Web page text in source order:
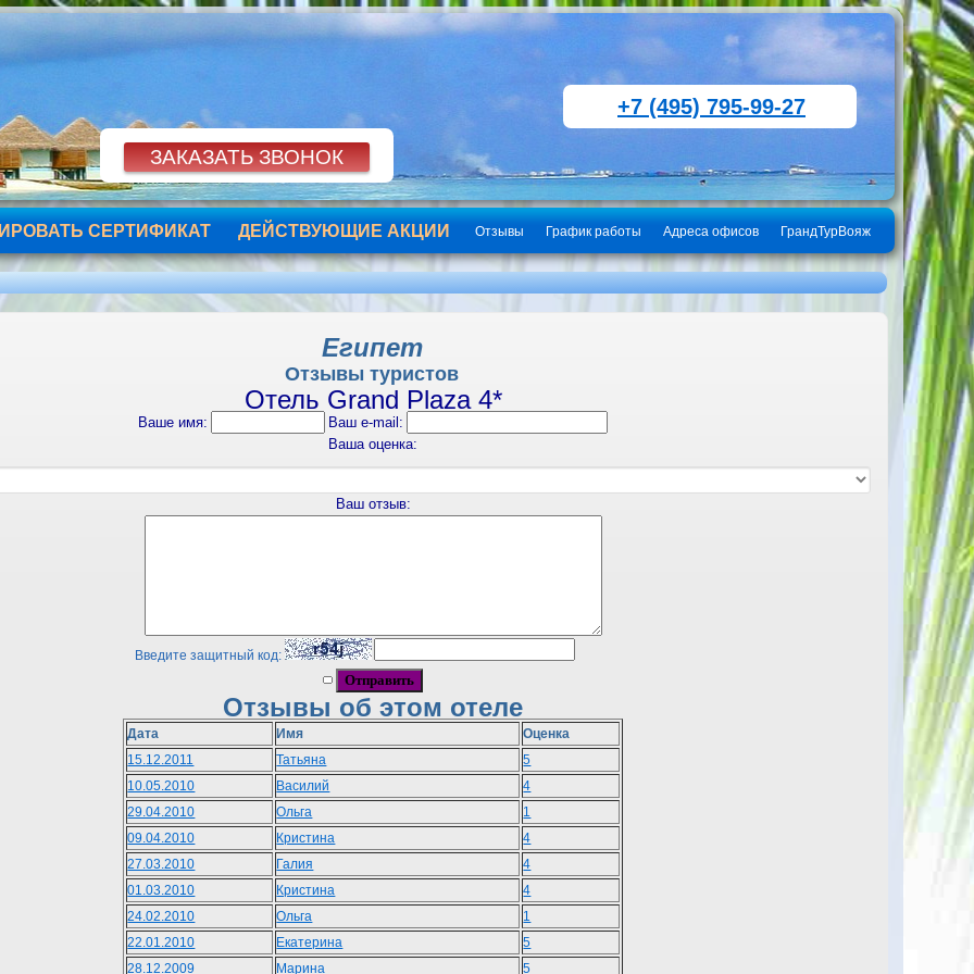
+7 (495) 795-99-27
ГрандТурВояж
Адреса офисов
График работы
Отзывы
ДЕЙСТВУЮЩИЕ АКЦИИ
СЕРТИФИКАТ
Египет
Отзывы туристов
Отель Grand Plaza 4*
Ваше имя:
Ваш e-mail:
Ваша оценка:
Ваш отзыв:
Введите защитный код:
Отзывы об этом отеле
Дата Имя
Оценка
15.12.2011
Татьяна
5
10.05.2010
Василий
4
29.04.2010
Ольга
1
09.04.2010
Кристина
4
27.03.2010
Галия
4
01.03.2010
Кристина
4
24.02.2010
Ольга
1
22.01.2010
Екатерина
5
28.12.2009
Марина 5